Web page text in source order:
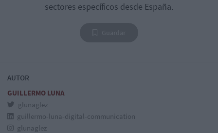
sectores específicos desde España.
AUTOR
GUILLERMO LUNA
glunaglez
guillermo-luna-digital-communication
glunaglez